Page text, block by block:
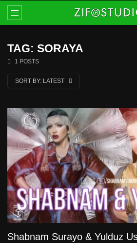
TAG: SORAYA
1 POSTS
SORT BY: LATEST
Shabnam Surayo & Yulduz